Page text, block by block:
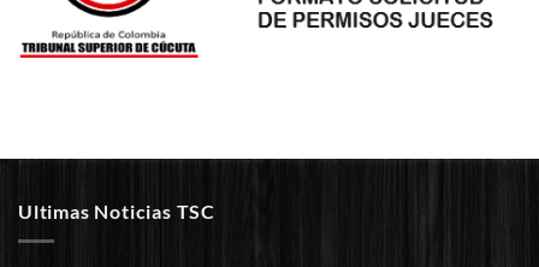
Ultimas Noticias TSC